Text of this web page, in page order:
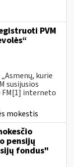
PVM
kurie
susijusios
FM[1] interneto
mokestis
pensijų
fondus"